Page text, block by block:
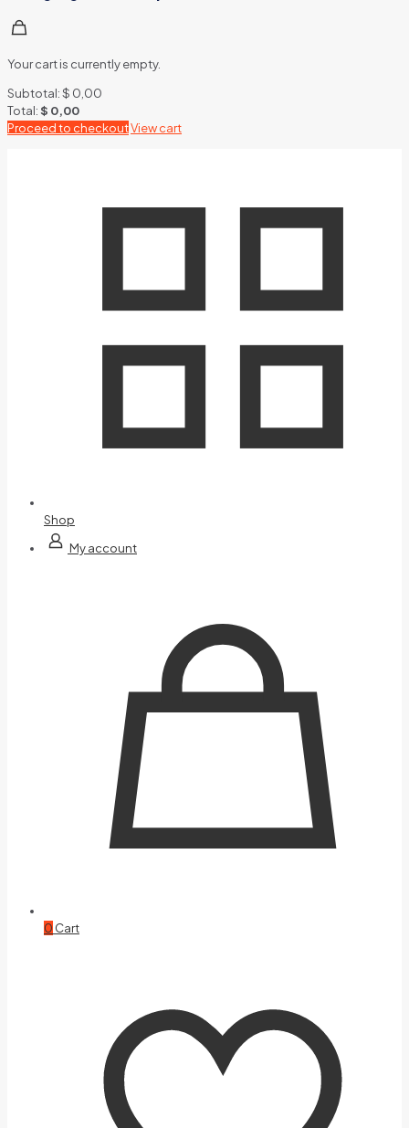
Your cart is currently empty.
Subtotal:$ 0,00
Total:$ 0,00
Proceed to checkoutView cart
Shop
My account
0 Cart